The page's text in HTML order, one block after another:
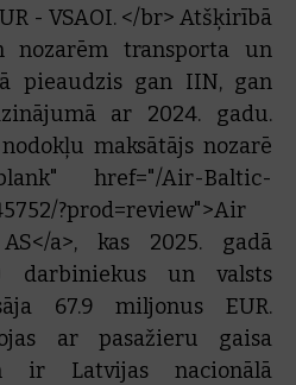
- VSAOI. </br> Atšķirībā
nozarēm transporta un
pieaudzis gan IIN, gan
ar 2024. gadu.
maksātājs nozarē
href="/Air-Baltic-
?prod=review">Air
a>, kas 2025. gadā
darbiniekus un valsts
67.9 miljonus EUR.
ar pasažieru gaisa
ir Latvijas nacionālā